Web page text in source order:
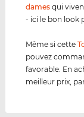
dames qui
- ici le bon look
Même si cette
pouvez
favorable. En
meilleur prix,